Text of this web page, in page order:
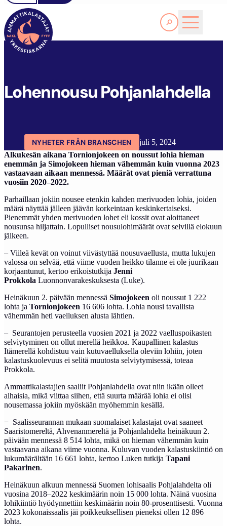
Läs Mer
FYFF
Lohennousu Pohjanlahdella
NYHETER FRÅN BRANSCHEN
juli 5, 2024
Alkukesän aikana Tornionjokeen on noussut lohia hieman
enemmän ja Simojokeen hieman vähemmän kuin vuonna 2023
vastaavaan aikaan mennessä. Määrät ovat pieniä verrattuna
vuosiin 2020–2022.
Parhaillaan jokiin nousee etenkin kahden merivuoden lohia, joiden
määrä näyttää jälleen jäävän korkeintaan keskinkertaiseksi.
Pienemmät yhden merivuoden lohet eli kossit ovat aloittaneet
nousunsa hiljattain. Lopulliset nousulohimäärät ovat selvillä elokuun
jälkeen.
– Viileä kevät on voinut viivästyttää nousuvaellusta, mutta lukujen
valossa on selvää, että viime vuoden heikko tilanne ei ole juurikaan
korjaantunut, kertoo erikoistutkija Jenni
Prokkola Luonnonvarakeskuksesta (Luke).
Heinäkuun 2. päivään mennessä Simojokeen oli noussut 1 222
lohta ja Tornionjokeen 16 606 lohta. Lohia nousi tavallista
vähemmän heti vaelluksen alusta lähtien.
– Seurantojen perusteella vuosien 2021 ja 2022 vaelluspoikasten
selviytyminen on ollut merellä heikkoa. Kaupallinen kalastus
Itämerellä kohdistuu vain kutuvaelluksella oleviin lohiin, joten
kalastuskuolevuus ei selitä muutosta selviytymisessä, toteaa
Prokkola.
Ammattikalastajien saaliit Pohjanlahdella ovat niin ikään olleet
alhaisia, mikä viittaa siihen, että suurta määrää lohia ei olisi
nousemassa jokiin myöskään myöhemmin kesällä.
− Saalisseurannan mukaan suomalaiset kalastajat ovat saaneet
Saaristomereltä, Ahvenanmereltä ja Pohjanlahdelta heinäkuun 2.
päivään mennessä 8 514 lohta, mikä on hieman vähemmän kuin
vastaavana aikana viime vuonna. Kuluvan vuoden kalastuskiintiö on
lukumäärältään 16 661 lohta, kertoo Luken tutkija Tapani
Pakarinen.
Heinäkuun alkuun mennessä Suomen lohisaalis Pohjalahdelta oli
vuosina 2018–2022 keskimäärin noin 15 000 lohta. Näinä vuosina
lohikiintiö hyödynnettiin keskimäärin noin 80-prosenttisesti. Vuonna
2023 kokonaissaalis jäi poikkeuksellisen pieneksi ollen 12 896
lohta.